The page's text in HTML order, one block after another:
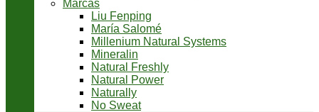
Marcas
Liu Fenping
María Salomé
Millenium Natural Systems
Mineralin
Natural Freshly
Natural Power
Naturally
No Sweat